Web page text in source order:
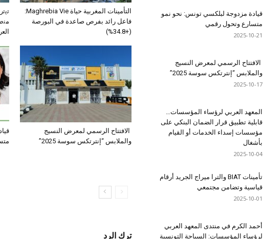
التأمينات المغربية حياة Maghrebia Vie:
فاعل رائد بفرص صاعدة في البورصة
(+34.8%)
الافتتاح الرسمي لمعرض النسيج
والملابس “إنترتكس سوسة 2025”
ترك الرد
قيادة مزدوجة لبلكسي تونس: نحو نمو
متسارع وتحول رقمي
2025-10-21
الافتتاح الرسمي لمعرض النسيج
والملابس “إنترتكس سوسة 2025”
2025-10-17
المعهد العربي لرؤساء المؤسسات…
قابلية تطبيق قرار الضمان البنكي على
مؤسسات إسداء الخدمات أو القيام
بأشغال
2025-10-04
تأمينات BIAT والترا ميراج الجريد أرقام
قياسية وتضامن مجتمعي
2025-10-01
أحمد الكرم في منتدى المعهد العربي
لرؤساء المؤسسات: السياحة التونسية